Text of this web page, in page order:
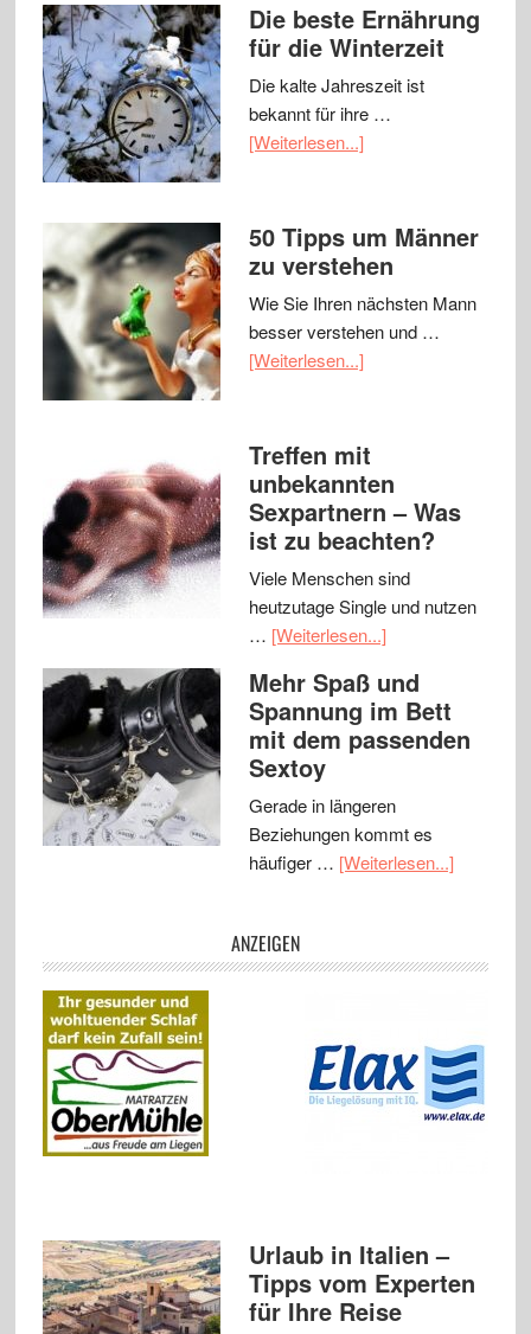
Die beste Ernährung
für die Winterzeit
Die kalte Jahreszeit ist
bekannt für ihre …
[Weiterlesen...]
50 Tipps um Männer
zu verstehen
Wie Sie Ihren nächsten Mann
besser verstehen und …
[Weiterlesen...]
Treffen mit
unbekannten
Sexpartnern – Was
ist zu beachten?
Viele Menschen sind
heutzutage Single und nutzen
… [Weiterlesen...]
Mehr Spaß und
Spannung im Bett
mit dem passenden
Sextoy
Gerade in längeren
Beziehungen kommt es
häufiger … [Weiterlesen...]
ANZEIGEN
Urlaub in Italien –
Tipps vom Experten
für Ihre Reise